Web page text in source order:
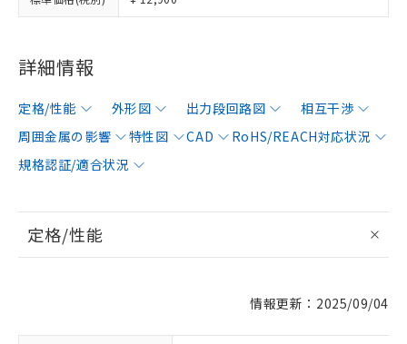
詳細情報
定格/性能 外形図 出力段回路図
相互干渉
周囲金属の影響
特性図 CAD
RoHS/REACH対応状況
規格認証/適合状況
定格/性能
情報更新：2025/09/04